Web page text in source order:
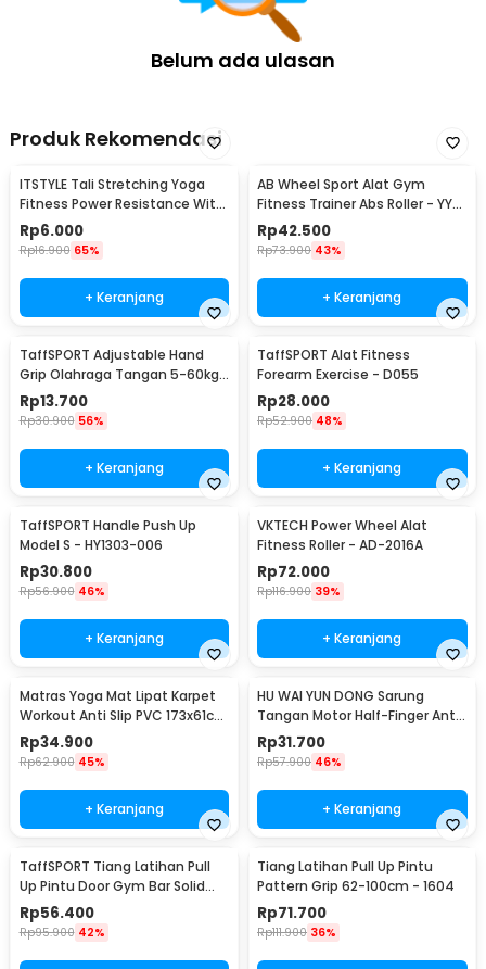
Belum ada ulasan
Produk Rekomendasi
ITSTYLE Tali Stretching Yoga
Fitness Power Resistance With
Foam Handle - TT007N
Rp6.000
Rp16.900 65%
+ Keranjang
AB Wheel Sport Alat Gym
Fitness Trainer Abs Roller - YY-
1601
Rp42.500
Rp73.900 43%
+ Keranjang
TaffSPORT Adjustable Hand
Grip Olahraga Tangan 5-60kg
- TPR
Rp13.700
Rp30.900 56%
+ Keranjang
TaffSPORT Alat Fitness
Forearm Exercise - D055
Rp28.000
Rp52.900 48%
+ Keranjang
TaffSPORT Handle Push Up
Model S - HY1303-006
Rp30.800
Rp56.900 46%
+ Keranjang
VKTECH Power Wheel Alat
Fitness Roller - AD-2016A
Rp72.000
Rp116.900 39%
+ Keranjang
Matras Yoga Mat Lipat Karpet
Workout Anti Slip PVC 173x61cm
- Q4
Rp34.900
Rp62.900 45%
+ Keranjang
HU WAI YUN DONG Sarung
Tangan Motor Half-Finger Anti
Slip Riding Glove L - HWYD
Rp31.700
Rp57.900 46%
+ Keranjang
TaffSPORT Tiang Latihan Pull
Up Pintu Door Gym Bar Solid
Grip 62-100cm - HW139501
Rp56.400
Rp95.900 42%
Tiang Latihan Pull Up Pintu
Pattern Grip 62-100cm - 1604
Rp71.700
Rp111.900 36%